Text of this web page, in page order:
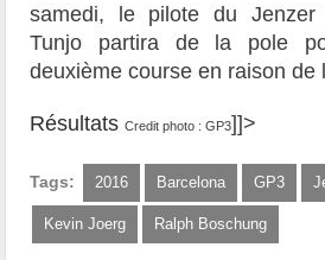
samedi, le pilote du Jenzer
Tunjo partira de la pole
deuxième course en raison de
Résultats Credit photo : GP3]]>
Tags: 2016 Barcelona GP3
Kevin Joerg Ralph Boschung